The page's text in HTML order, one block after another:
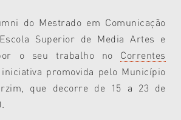
do Mestrado em Comunicação
Superior de Media Artes e
o seu trabalho no Correntes
, iniciativa promovida pelo Município
que decorre de 15 a 23 de